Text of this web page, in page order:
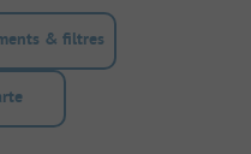
& filtres